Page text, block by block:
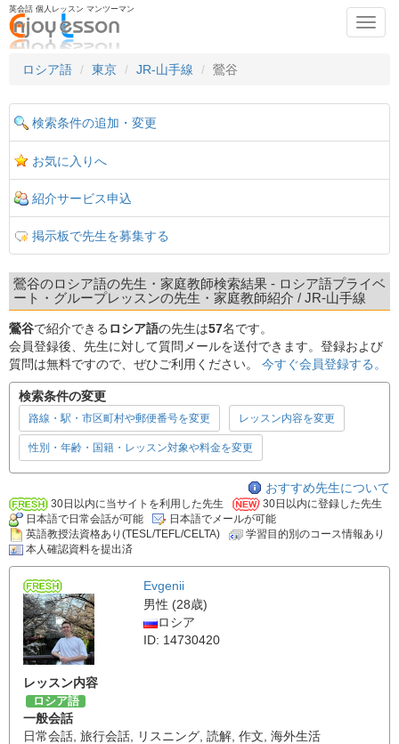
英会話 個人レッスン マンツーマン
ロシア語
東京 JR-山手線 鶯谷
検索条件の追加・変更
お気に入りへ
紹介サービス申込
掲示板で先生を募集する
鶯谷のロシア語の先生・家庭教師検索結果 - ロシア語プライベ
ート・グループレッスンの先生・家庭教師紹介 / JR-山手線
鶯谷で紹介できる ロシア語の先生は57名です。
会員登録後、先生に対して質問メールを送付できます。登録および
質問は無料ですので、ぜひご利用ください。 今すぐ会員登録する。
検索条件の変更
路線・駅・市区町村や郵便番号を変更 レッスン内容を変更
性別・年齢・国籍・レッスン対象や料金を変更
おすすめ先生について
30日以内に当サイトを利用した先生
30日以内に登録した先生
日本語で日常会話が可能
日本語でメールが可能
英語教授法資格あり(TESL/TEFL/CELTA)
学習目的別のコース情報あり
本人確認資料を提出済
Evgenii
男性 (28歳)
ロシア
ID: 14730420
レッスン内容
ロシア語
一般会話
日常会話, 旅行会話, リスニング, 読解, 作文, 海外生活